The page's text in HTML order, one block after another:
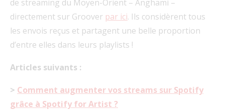
de streaming du Moyen-Orient – Anghami –
directement sur Groover par ici. Ils considèrent tous
les envois reçus et partagent une belle proportion
d’entre elles dans leurs playlists !
Articles suivants :
> Comment augmenter vos streams sur Spotify
grâce à Spotify for Artist ?